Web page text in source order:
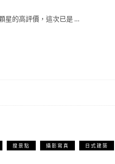
星的高評價，這次已是 …
搜景點 攝影寫真 日式建築